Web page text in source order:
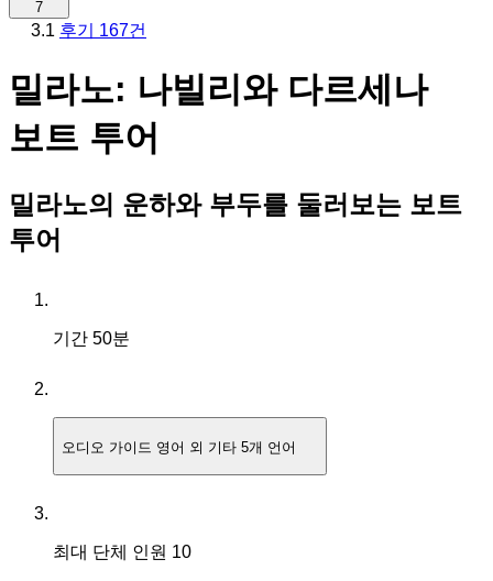
7
3.1 후기 167건
밀라노: 나빌리와 다르세나
보트 투어
밀라노의 운하와 부두를 둘러보는 보트
투어
기간 50분
오디오 가이드 영어 외 기타 5개 언어
최대 단체 인원 10